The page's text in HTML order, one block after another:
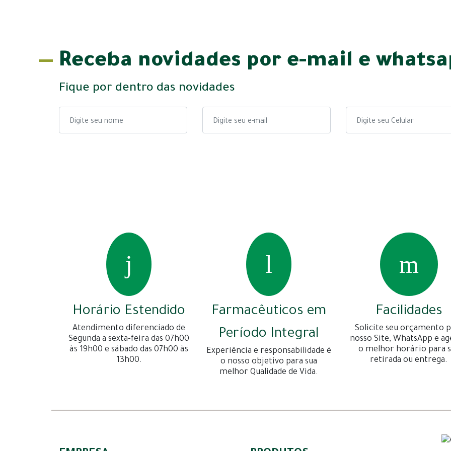
Receba novidades por e-mail e
Fique por dentro das novidades
Horário Estendido
Atendimento diferenciado de
Segunda a sexta-feira das 07h00
às 19h00 e sábado das 07h00 às
13h00.
Farmacêuticos em
Período Integral
Experiência e responsabilidade é
o nosso objetivo para sua
melhor Qualidade de Vida.
Facilidades
Solicite seu orçamento
nosso Site, WhatsApp e
o melhor horário para
retirada ou entrega.